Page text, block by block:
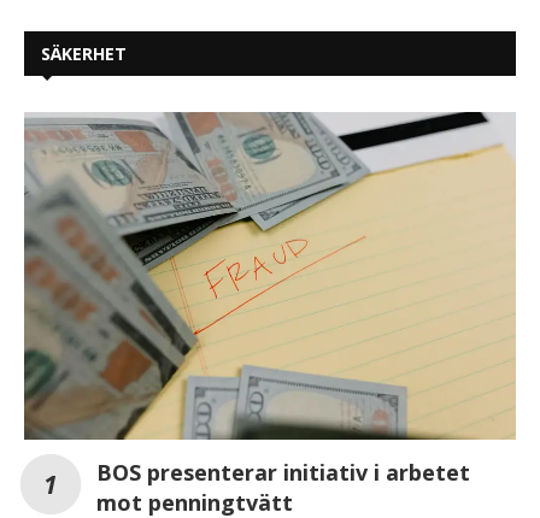
SÄKERHET
BOS presenterar initiativ i arbetet
mot penningtvätt